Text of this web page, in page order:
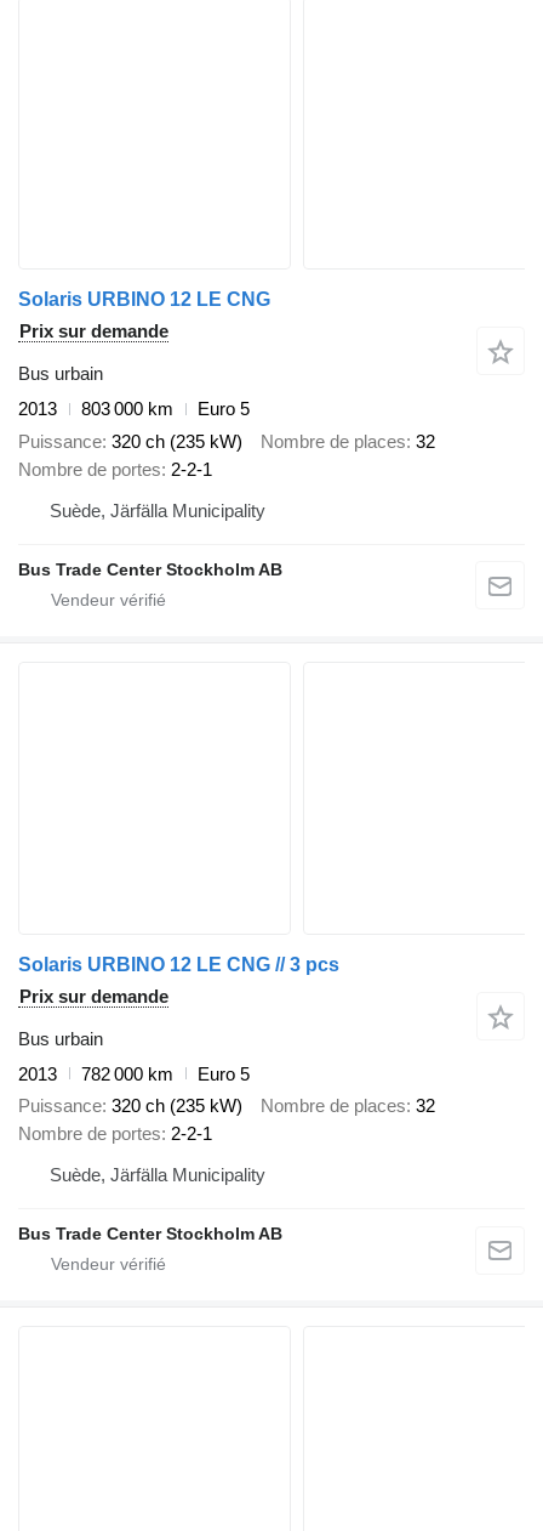
Solaris URBINO 12 LE CNG
Prix sur demande
Bus urbain
2013
803 000 km
Euro 5
Puissance 320 ch (235 kW) Nombre de places 32
Nombre de portes 2-2-1
Suède, Järfälla Municipality
Bus Trade Center Stockholm AB
Solaris URBINO 12 LE CNG // 3 pcs
Prix sur demande
Bus urbain
2013
782 000 km
Euro 5
Puissance 320 ch (235 kW) Nombre de places 32
Nombre de portes 2-2-1
Suède, Järfälla Municipality
Bus Trade Center Stockholm AB